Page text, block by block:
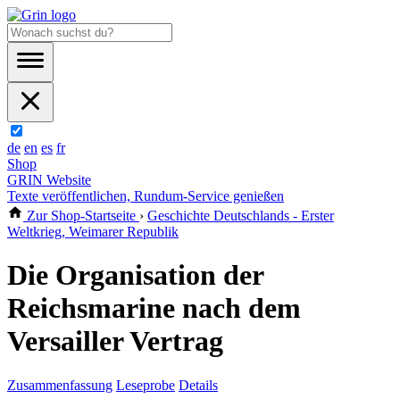
de en es fr
Shop
GRIN Website
Texte veröffentlichen, Rundum-Service genießen
Zur Shop-Startseite › Geschichte Deutschlands - Erster
Weltkrieg, Weimarer Republik
Die Organisation der
Reichsmarine nach dem
Versailler Vertrag
Zusammenfassung Leseprobe Details